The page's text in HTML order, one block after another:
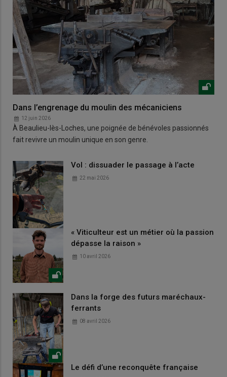
Dans l’engrenage du moulin des mécaniciens
12 juin 2026
À Beaulieu-lès-Loches, une poignée de bénévoles passionnés
fait revivre un moulin unique en son genre.
Vol : dissuader le passage à l’acte
22 mai 2026
« Viticulteur est un métier où la passion
dépasse la raison »
10 avril 2026
Dans la forge des futurs maréchaux-
ferrants
08 avril 2026
Le défi d’une reconquête française